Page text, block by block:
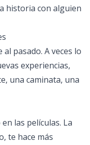
historia con alguien
pasado. A veces lo
experiencias,
una caminata, una
las películas. La
te hace más